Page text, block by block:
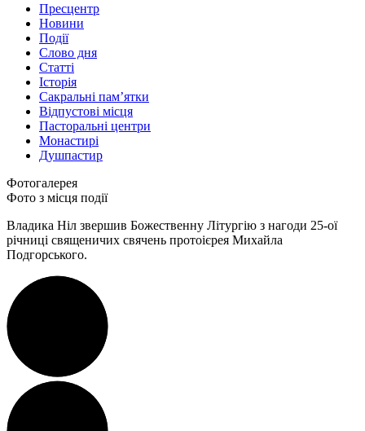
Пресцентр
Новини
Події
Слово дня
Статті
Історія
Сакральні пам’ятки
Відпустові місця
Пасторальні центри
Монастирі
Душпастир
Фотогалерея
Фото з місця події
Владика Ніл звершив Божественну Літургію з нагоди 25-ої
річниці священичих свячень протоієрея Михайла
Подгорського.